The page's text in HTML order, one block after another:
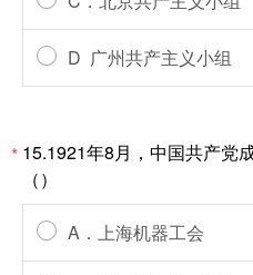
D 广州共产主义小组
* 15.1921年8月，中国共产党
（）
A．上海机器工会